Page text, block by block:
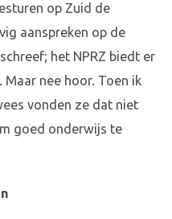
op Zuid de
aanspreken op de
het NPRZ biedt er
nee hoor. Toen ik
vonden ze dat niet
goed onderwijs te